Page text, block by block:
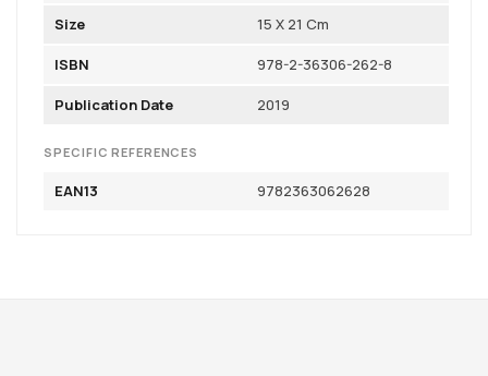
Size 15 X 21 Cm
ISBN 978-2-36306-262-8
Publication Date 2019
SPECIFIC REFERENCES
EAN13 9782363062628